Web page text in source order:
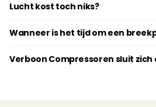
Lucht kost toch niks?
Wanneer is het tijd om een
Verboon Compressoren sluit zich